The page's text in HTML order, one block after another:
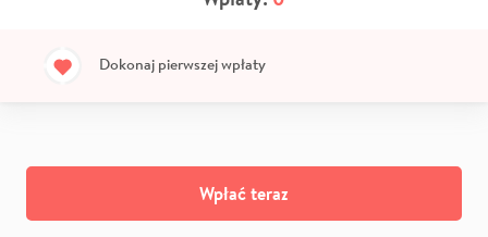
Dokonaj pierwszej wpłaty
Wpłać teraz